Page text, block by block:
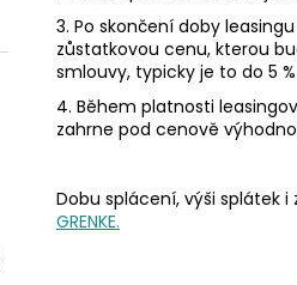
3. Po skončení doby
zůstatkovou cenu, kterou
smlouvy, typicky je to do 5
4. Během platnosti
zahrne pod cenově
Dobu splácení, výši
GRENKE.